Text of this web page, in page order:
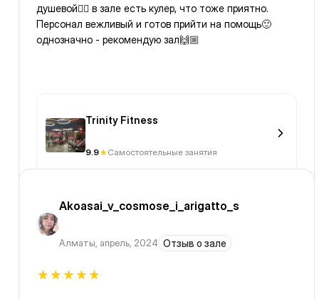
душевой👍🏼 в зале есть кулер, что тоже приятно.
Персонал вежливый и готов прийти на помощь🙂
однозначно - рекомендую зал🙌🏼
Trinity Fitness
9.9 Самостоятельные занятия
Akoasai_v_cosmose_i_arigatto_s
Алматы, апрель, 2024 Отзыв о зале